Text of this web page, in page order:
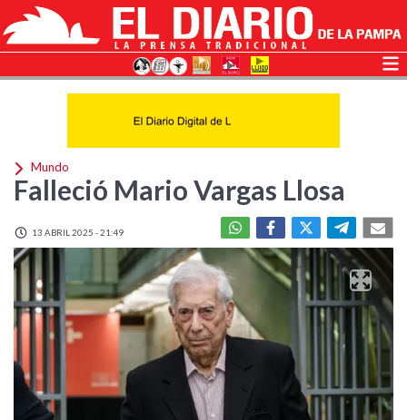
Mundo
Falleció Mario Vargas Llosa
13 ABRIL 2025 - 21:49